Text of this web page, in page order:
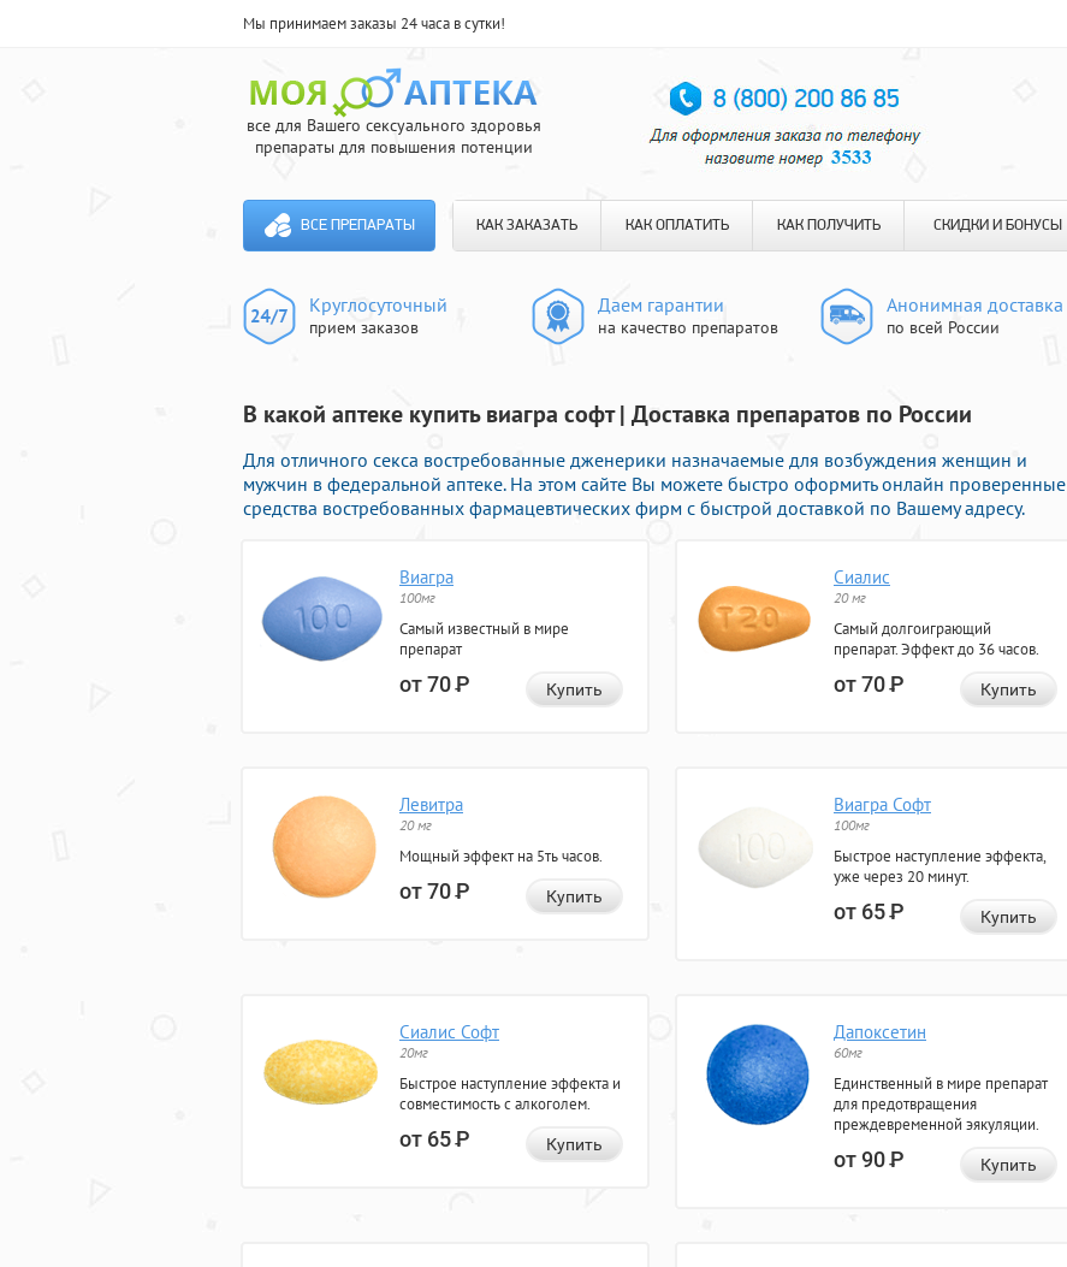
Мы принимаем заказы 24 часа в сутки!
все для Вашего сексуального здоровья
препараты для повышения потенции
ВСЕ ПРЕПАРАТЫ КАК ЗАКАЗАТЬ КАК ОПЛАТИТЬ КАК ПОЛУЧИТЬ СКИДКИ И БОНУСЫ
Круглосуточный
прием заказов
Даем гарантии
на качество препаратов
Анонимная доставка
по всей России
В какой аптеке купить виагра софт | Доставка препаратов по России
Для отличного секса востребованные дженерики назначаемые для возбуждения женщин и
мужчин в федеральной аптеке. На этом сайте Вы можете быстро оформить онлайн проверенные
средства востребованных фармацевтических фирм с быстрой доставкой по Вашему адресу.
Виагра
100мг
Самый известный в мире
препарат
от 70Р Купить
Сиалис
20 мг
Самый долгоиграющий
препарат. Эффект до 36 часов.
от 70Р Купить
Левитра
20 мг
Мощный эффект на 5ть часов.
от 70Р Купить
Виагра Софт
100мг
Быстрое наступление эффекта,
уже через 20 минут.
от 65Р Купить
Сиалис Софт
20мг
Быстрое наступление эффекта и
совместимость с алкоголем.
от 65Р Купить
Дапоксетин
60мг
Единственный в мире препарат
для предотвращения
преждевременной эякуляции.
от 90Р Купить